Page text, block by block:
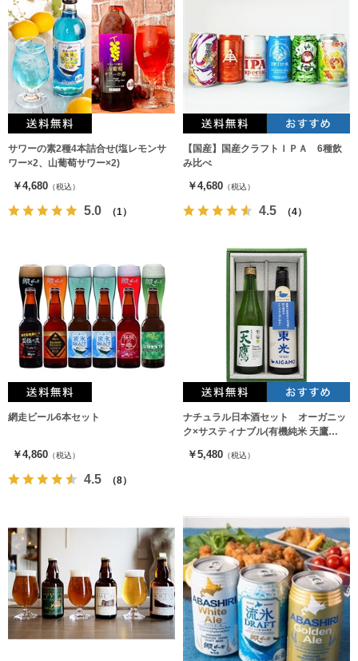
サワーの素2種4本詰合せ(塩レモンサ
ワー×2、山葡萄サワー×2)
￥4,680 （税込）
5.0 （1）
【国産】国産クラフトＩＰＡ 6種飲
み比べ
￥4,680 （税込）
4.5 （4）
網走ビール6本セット
￥4,860 （税込）
4.5 （8）
ナチュラル日本酒セット オーガニッ
ク×サスティナブル(有機純米 天鷹
￥5,480 （税込）